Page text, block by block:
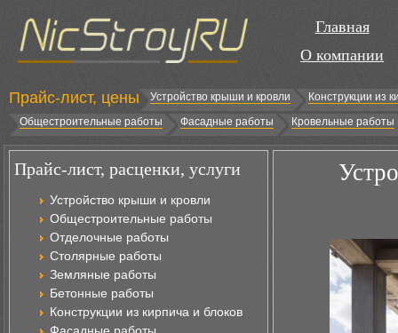
Главная
О компании
Прайс-лист, цены Устройство крыши и кровли
Конструкции из
Общестроительные работы
Фасадные работы Кровельные работы
Прайс-лист, расценки, услуги
Устройство крыши и кровли
Общестроительные работы
Отделочные работы
Столярные работы
Земляные работы
Бетонные работы
Конструкции из кирпича и блоков